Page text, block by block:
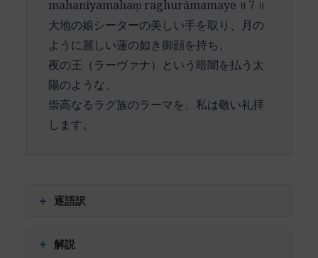
दयाजलधे (dayājaladhe) – 慈悲の大海よ
「賢明なる方」という形容は、ラーマの判断力と
智慧を讃えています。これは特に、困難な状況下
での道徳的判断力を指しており、現代のリーダー
シップにも通じる示唆を含んでいます。
います。
表現で締めくくられていることです。これは、力
mahanīyamahaṃ raghurāmamaye ॥ 7 ॥
大地の娘シーターの美しい手を取り、月の
ように麗しい蓮の如き御顔を持ち、
夜の王（ラーヴァナ）という暗闇を払う太
陽のような、
崇高なるラグ族のラーマを、私は敬い礼拝
します。
＋ 逐語訳
अवनी (avanī) – 大地
＋ 解説